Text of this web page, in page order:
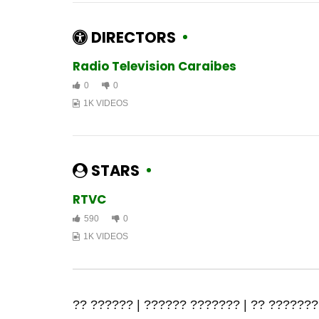
DIRECTORS
Radio Television Caraibes
0
0
1K VIDEOS
STARS
RTVC
590
0
1K VIDEOS
?? ?????? | ?????? ??????? | ??